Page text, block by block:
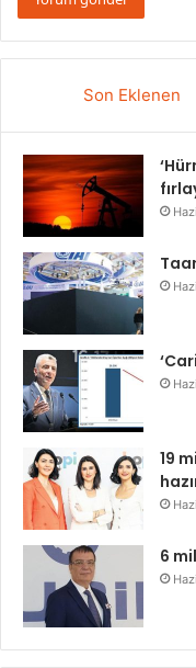
Son Eklenen
19
6